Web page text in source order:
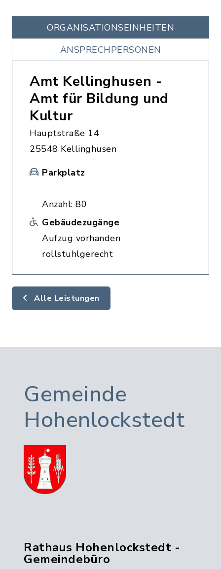
ORGANISATIONS­EINHEITEN
ANSPRECHPERSONEN
Amt Kellinghusen -
Amt für Bildung und
Kultur
Hauptstraße 14
25548 Kellinghusen
Parkplatz
Anzahl: 80
Gebäudezugänge
Aufzug vorhanden
rollstuhlgerecht
Alle Leistungen
Gemeinde
Hohenlockstedt
Rathaus Hohenlockstedt -
Gemeindebüro